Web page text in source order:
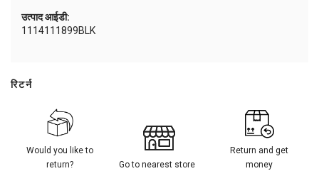
उत्पाद आईडी:
1114111899BLK
रिटर्न
Would you like to
return?
Go to nearest store
Return and get
money